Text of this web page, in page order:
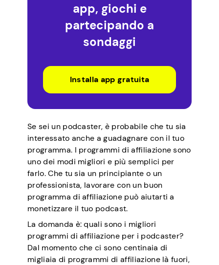
app, giochi e
partecipando a
sondaggi
Installa app gratuita
Se sei un podcaster, è probabile che tu sia
interessato anche a guadagnare con il tuo
programma. I programmi di affiliazione sono
uno dei modi migliori e più semplici per
farlo. Che tu sia un principiante o un
professionista, lavorare con un buon
programma di affiliazione può aiutarti a
monetizzare il tuo podcast.
La domanda è: quali sono i migliori
programmi di affiliazione per i podcaster?
Dal momento che ci sono centinaia di
migliaia di programmi di affiliazione là fuori,